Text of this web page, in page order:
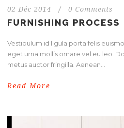
02 Déc 2014 / 0 Comments
FURNISHING PROCESS
Vestibulum id ligula porta felis
eget urna mollis ornare vel eu leo.
metus auctor fringilla. Aenean...
Read More